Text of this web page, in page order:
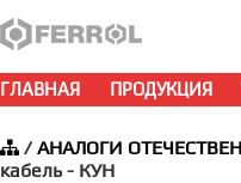
ГЛАВНАЯ ПРОДУКЦИЯ
/АНАЛОГИ
кабель - КУН